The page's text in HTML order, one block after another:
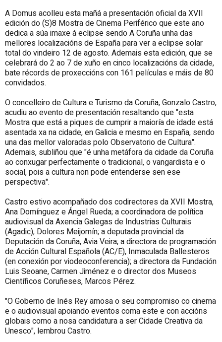
A Domus acolleu esta mañá a presentación oficial da XVII
edición do (S)8 Mostra de Cinema Periférico que este ano
dedica a súa imaxe á eclipse sendo A Coruña unha das
mellores localizacións de España para ver a eclipse solar
total do vindeiro 12 de agosto. Ademais esta edición, que se
celebrará do 2 ao 7 de xuño en cinco localizacións da cidade,
bate récords de proxeccións con 161 películas e máis de 80
convidados.
O concelleiro de Cultura e Turismo da Coruña, Gonzalo Castro,
acudiu ao evento de presentación resaltando que "esta
Mostra que está a piques de cumprir a maioría de idade está
asentada xa na cidade, en Galicia e mesmo en España, sendo
una das mellor valoradas polo Observatorio de Cultura".
Ademais, subliñou que "é unha metáfora da cidade da Coruña
ao conxugar perfectamente o tradicional, o vangardista e o
social, pois a cultura non pode entenderse sen ese
perspectiva".
Castro estivo acompañado dos codirectores da XVII Mostra,
Ana Domínguez e Ángel Rueda; a coordinadora de política
audiovisual da Axencia Galegas de Industrias Culturais
(Agadic), Dolores Meijomín; a deputada provincial da
Deputación da Coruña, Avia Veira; a directora de programación
de Acción Cultural Española (AC/E), Inmaculada Ballesteros
(en conexión por viodeoconferencia); a directora da Fundación
Luis Seoane, Carmen Jiménez e o director dos Museos
Científicos Coruñeses, Marcos Pérez.
"O Goberno de Inés Rey amosa o seu compromiso co cinema
e o audiovisual apoiando eventos coma este e con accións
globais como a nosa candidatura a ser Cidade Creativa da
Unesco", lembrou Castro.